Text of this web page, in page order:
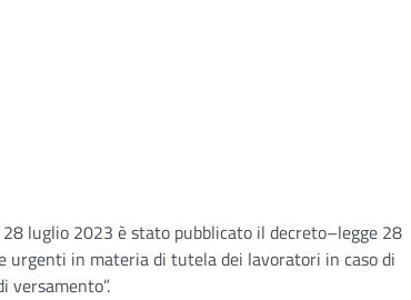
luglio 2023 è stato pubblicato il decreto–legge 28
urgenti in materia di tutela dei lavoratori in caso di
versamento”.